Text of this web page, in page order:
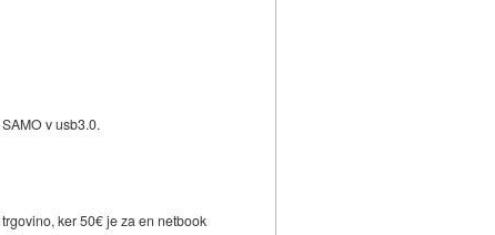
v usb3.0.
ker 50€ je za en netbook